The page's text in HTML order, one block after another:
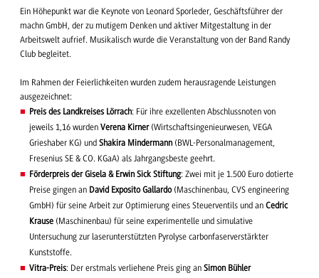
Ein Höhepunkt war die Keynote von Leonard Sporleder, Geschäftsführer der
machn GmbH, der zu mutigem Denken und aktiver Mitgestaltung in der
Arbeitswelt aufrief. Musikalisch wurde die Veranstaltung von der Band Randy
Club begleitet.
Im Rahmen der Feierlichkeiten wurden zudem herausragende Leistungen
ausgezeichnet:
Preis des Landkreises Lörrach: Für ihre exzellenten Abschlussnoten von
jeweils 1,16 wurden Verena Kirner(Wirtschaftsingenieurwesen, VEGA
Grieshaber KG) und Shakira Mindermann(BWL-Personalmanagement,
Fresenius SE & CO. KGaA) als Jahrgangsbeste geehrt.
Förderpreis der Gisela & Erwin Sick Stiftung: Zwei mit je 1.500 Euro dotierte
Preise gingen an David Exposito Gallardo(Maschinenbau, CVS engineering
GmbH) für seine Arbeit zur Optimierung eines Steuerventils und an Cedric
Krause(Maschinenbau) für seine experimentelle und simulative
Untersuchung zur laserunterstützten Pyrolyse carbonfaserverstärkter
Kunststoffe.
Vitra-Preis: Der erstmals verliehene Preis ging an Simon Bühler